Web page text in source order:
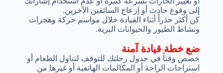
ضع خطة قيادة آمنة
خصص وقتاً في جدول رحلتك للتوقف لتناول الطعام أو
استراحات الراحة أو المكالمات الهاتفية أو غيرها من
إلى وقوع حادث أو إزعاج السائقين الآخرين.
كن أكثر حذراً أثناء القيادة خلال مواسم حركة وهجرات
ونشاط الطيور والحيوانات البرية.